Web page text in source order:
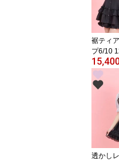
ライ
ー ブ
裾ティ
プ6/10
入荷4/3
ート
クレッ
ニ 量
戦服
い 半
ク ブ
透かし